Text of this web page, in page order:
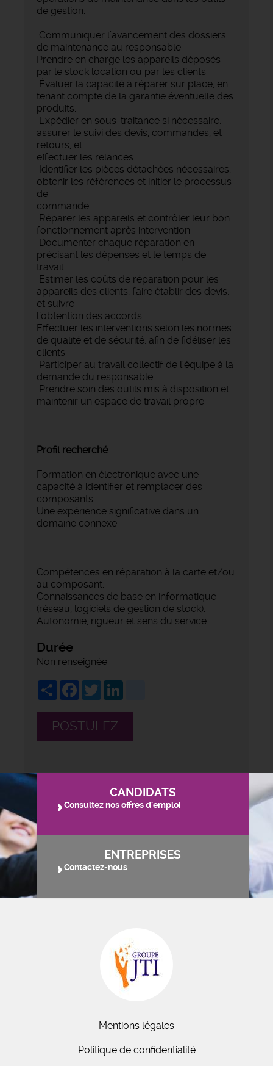
de gestion.
Communiquer l’avancement des dossiers
de maintenance au responsable.
Prendre en charge les appareils déposés
par le stock location ou par les clients.
Évaluer la capacité à réparer sur place, en
tenant compte de la garantie éventuelle des
produits.
Expédier en sous-traitance si nécessaire,
assurer le suivi des devis, commandes, et
retours, et
effectuer les relances.
Identifier les pièces détachées nécessaires,
obtenir les références et initier le processus
de
commande.
Réparer les appareils et contrôler leur bon
fonctionnement après intervention.
Documenter chaque réparation en
précisant les dépenses et le temps de
travail.
Estimer les coûts de réparation pour les
appareils des clients, faire établir des devis,
et suivre
l’obtention des accords.
Effectuer les interventions selon les normes
de qualité et de sécurité, afin de fidéliser les
clients.
Participer au travail collectif de l'équipe à la
demande du responsable.
Prendre soin des outils mis à disposition et
maintenir un espace de travail propre.
Profil recherché
Formation en électronique avec une
capacité à identifier et remplacer des
composants.
Une expérience significative dans un
domaine connexe
Compétences en réparation à la carte et/ou
au composant.
Connaissances de base en informatique
(réseau, logiciels de gestion de stock).
Autonomie, rigueur et sens du service.
Durée
Non renseignée
ShareFacebook
Twitter
POSTULEZ
CANDIDATS
Consultez nos offres d'emploi
ENTREPRISES
Contactez-nous
Mentions légales
Politique de confidentialité